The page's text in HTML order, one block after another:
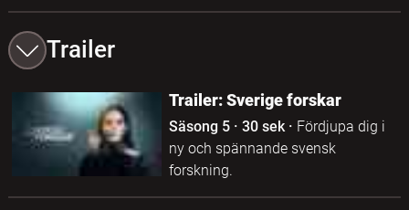
Trailer
Trailer: Sverige forskar
Säsong 5· 30 sek· Fördjupa dig i
ny och spännande svensk
forskning.